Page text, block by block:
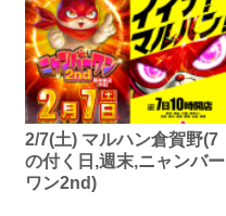
2/7(土) マルハン倉賀野(7
の付く日,週末,ニャンバー
ワン2nd)